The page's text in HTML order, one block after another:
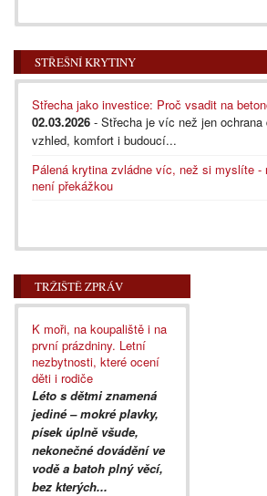
STŘEŠNÍ KRYTINY
Střecha jako investice: Proč vsadit na
02.03.2026 - Střecha je víc než jen
vzhled, komfort i budoucí...
Pálená krytina zvládne víc, než si myslíte
není překážkou
TRŽIŠTĚ ZPRÁV
K moři, na koupaliště i na
první prázdniny. Letní
nezbytnosti, které ocení
děti i rodiče
Léto s dětmi znamená
jediné – mokré plavky,
písek úplně všude,
nekonečné dovádění ve
vodě a batoh plný věcí,
bez kterých...